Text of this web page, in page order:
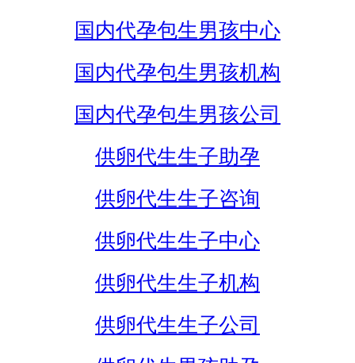
国内代孕包生男孩中心
国内代孕包生男孩机构
国内代孕包生男孩公司
供卵代生生子助孕
供卵代生生子咨询
供卵代生生子中心
供卵代生生子机构
供卵代生生子公司